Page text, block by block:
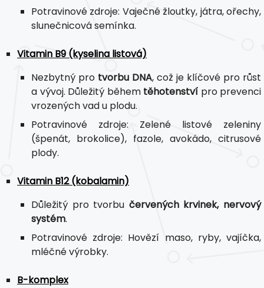
Potravinové zdroje: Vaječné žloutky, játra, ořechy,
slunečnicová semínka.
Vitamin B9 (kyselina listová)
Nezbytný pro tvorbu DNA, což je klíčové pro růst
a vývoj. Důležitý během těhotenství pro prevenci
vrozených vad u plodu.
Potravinové zdroje: Zelené listové zeleniny
(špenát, brokolice), fazole, avokádo, citrusové
plody.
Vitamin B12 (kobalamin)
Důležitý pro tvorbu červených krvinek, nervový
systém.
Potravinové zdroje: Hovězí maso, ryby, vajíčka,
mléčné výrobky.
B-komplex